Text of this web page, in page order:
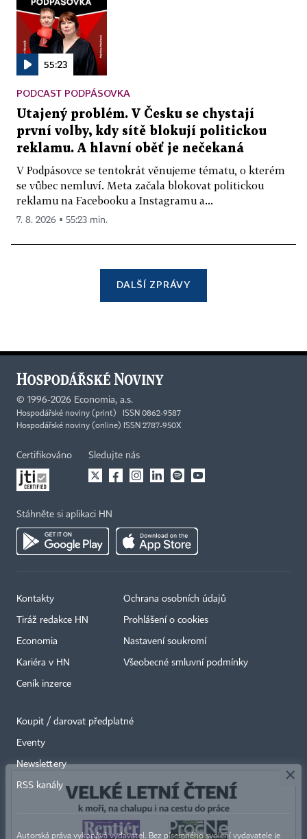
55:23
PODCAST PODPÁSOVKA
Utajený problém. V Česku se chystají
první volby, kdy sítě blokují politickou
reklamu. A hlavní oběť je nečekaná
V Podpásovce se tentokrát věnujeme tématu, o kterém
se vůbec nemluví. Meta začala blokovat politickou
reklamu na Facebooku a Instagramu a...
7. 8. 2026 ▪ 55:23 min.
DALŠÍ ZPRÁVY
© 1996-2026 Economia, a.s.
Hospodářské noviny (print) ISSN 0862-9587
Hospodářské noviny (online) ISSN 2787-950X
Certifikováno Sledujte nás
Stáhněte si aplikaci HN
Kontakty
Tiráž redakce HN
Economia
Kariéra v HN
Ceník inzerce
Ochrana osobních údajů
Prohlášení o cookies
Nastavení soukromí
Všeobecné smluvní podmínky
Koupit / darovat předplatné
Eventy
Newslettery
RSS kanály
Autorská práva vykonává vydavatel. Bez písemného svolení vydavatele je